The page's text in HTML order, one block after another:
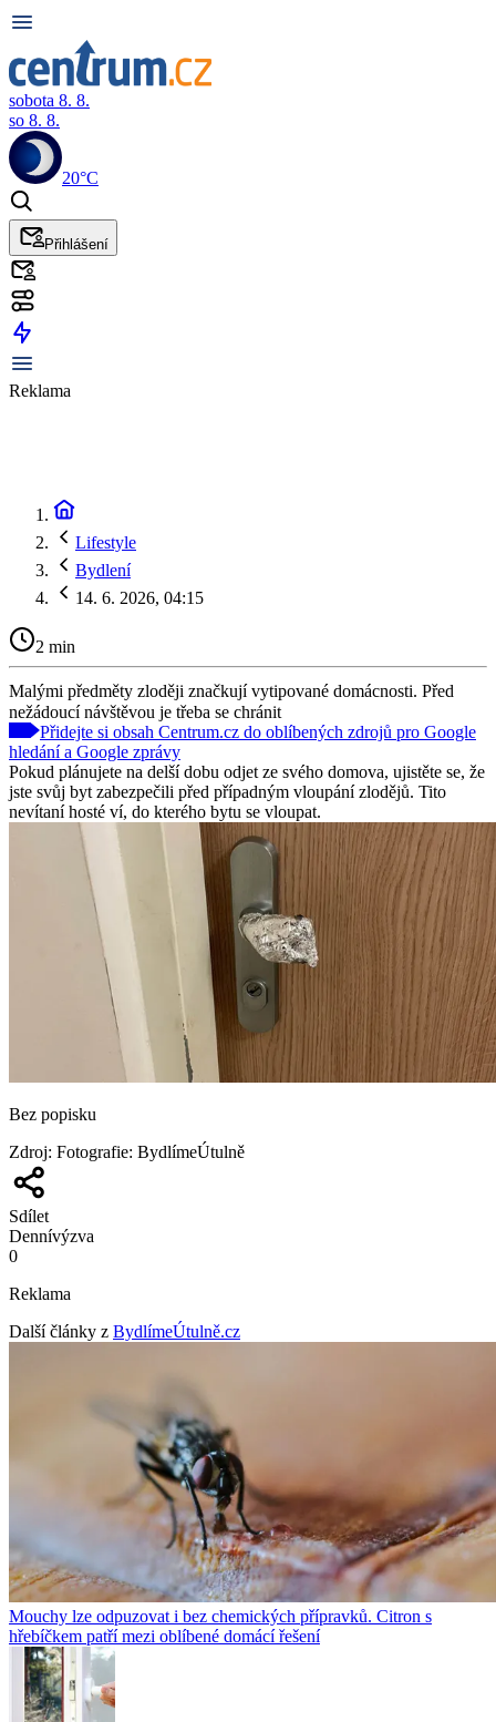
sobota 8. 8.
so 8. 8.
20°C
Přihlášení
Reklama
Lifestyle
Bydlení
14. 6. 2026, 04:15
2 min
Malými předměty zloději značkují vytipované domácnosti. Před
nežádoucí návštěvou je třeba se chránit
Přidejte si obsah Centrum.cz do oblíbených zdrojů pro Google
hledání a Google zprávy
Pokud plánujete na delší dobu odjet ze svého domova, ujistěte se, že
jste svůj byt zabezpečili před případným vloupání zlodějů. Tito
nevítaní hosté ví, do kterého bytu se vloupat.
Bez popisku
Zdroj: Fotografie: BydlímeÚtulně
Sdílet
Dennívýzva
0
Reklama
Další články z BydlímeÚtulně.cz
Mouchy lze odpuzovat i bez chemických přípravků. Citron s
hřebíčkem patří mezi oblíbené domácí řešení